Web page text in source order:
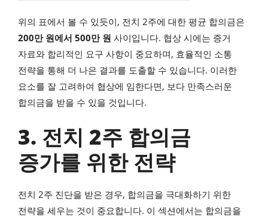
위의 표에서 볼 수 있듯이, 전치 2주에 대한 평균 합의금은
200만 원에서 500만 원 사이입니다. 협상 시에는 증거
자료와 합리적인 요구 사항이 중요하며, 효율적인 소통
전략을 통해 더 나은 결과를 도출할 수 있습니다. 이러한
요소를 잘 고려하여 협상에 임한다면, 보다 만족스러운
합의금을 받을 수 있을 것입니다.
3. 전치 2주 합의금
증가를 위한 전략
전치 2주 진단을 받은 경우, 합의금을 극대화하기 위한
전략을 세우는 것이 중요합니다. 이 섹션에서는 합의금을